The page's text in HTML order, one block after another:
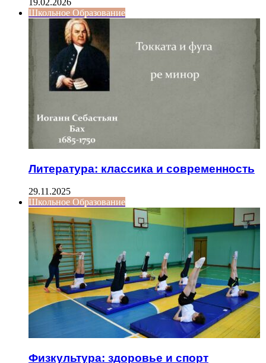
19.02.2026
Школьное Образование
Литература: классика и современность
29.11.2025
Школьное Образование
Физкультура: здоровье и спорт